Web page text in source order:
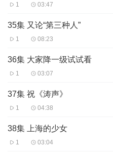
1 03:47
35集 又论“第三种人”
1 08:23
36集 大家降一级试试看
1 03:07
37集 祝《涛声》
1 04:38
38集 上海的少女
1 03:04